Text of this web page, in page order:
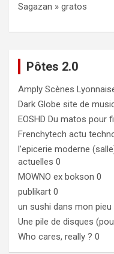
Sagazan » gratos
Pôtes 2.0
Amply Scènes
Dark Globe site de
EOSHD Du matos pour
Frenchytech actu
l'epicerie moderne
actuelles 0
MOWNO ex bokson 0
publikart 0
un sushi dans mon pieu
Une pile de disques
Who cares, really ? 0